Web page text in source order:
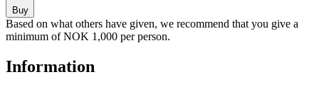
Buy
Based on what others have given, we recommend that you give a
minimum ofNOK 1,000 per person.
Information